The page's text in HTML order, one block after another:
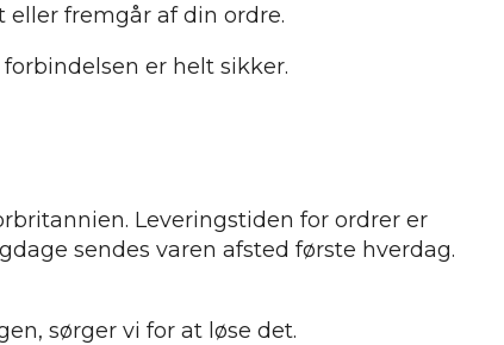
fremgår af din ordre.
er helt sikker.
Leveringstiden for ordrer er
sendes varen afsted første hverdag.
sørger vi for at løse det.